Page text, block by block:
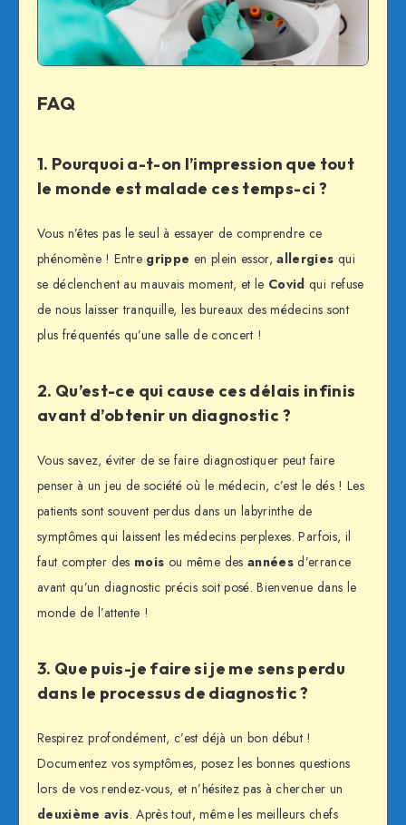
FAQ
1. Pourquoi a-t-on l’impression que tout
le monde est malade ces temps-ci ?
Vous n’êtes pas le seul à essayer de comprendre ce
phénomène ! Entre grippe en plein essor,allergies qui
se déclenchent au mauvais moment, et le Covid qui refuse
de nous laisser tranquille, les bureaux des médecins sont
plus fréquentés qu’une salle de concert !
2. Qu’est-ce qui cause ces délais infinis
avant d’obtenir un diagnostic ?
Vous savez, éviter de se faire diagnostiquer peut faire
penser à un jeu de société où le médecin, c’est le dés ! Les
patients sont souvent perdus dans un labyrinthe de
symptômes qui laissent les médecins perplexes. Parfois, il
faut compter des mois ou même des années d’errance
avant qu’un diagnostic précis soit posé. Bienvenue dans le
monde de l’attente !
3. Que puis-je faire si je me sens perdu
dans le processus de diagnostic ?
Respirez profondément, c’est déjà un bon début !
Documentez vos symptômes, posez les bonnes questions
lors de vos rendez-vous, et n’hésitez pas à chercher un
deuxième avis. Après tout, même les meilleurs chefs